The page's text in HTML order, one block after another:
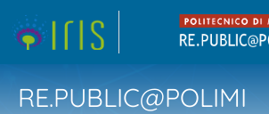
RE.PUBLIC@POLIMI